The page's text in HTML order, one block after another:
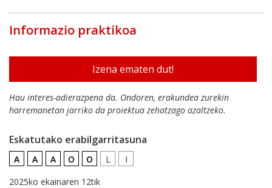
Informazio praktikoa
Izena ematen dut!
Hau interes-adierazpena da. Ondoren, erakundea zurekin
harremanetan jarriko da proiektua zehatzago azaltzeko.
Eskatutako erabilgarritasuna
A A A O O L
I
2025ko ekainaren 12tik